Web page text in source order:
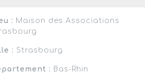
:
Maison des Associations
: Strasbourg
: Bas-Rhin